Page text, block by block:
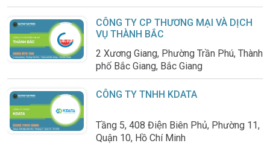
CÔNG TY CP THƯƠNG MẠI VÀ DỊCH
VỤ THÀNH BẮC
2 Xương Giang, Phường Trần Phú, Thành
phố Bắc Giang, Bắc Giang
CÔNG TY TNHH KDATA
Tầng 5, 408 Điện Biên Phủ, Phường 11,
Quận 10, Hồ Chí Minh